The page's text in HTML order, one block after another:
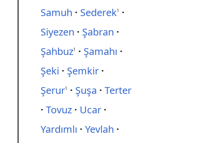
Samuh
Sederek1
Siyezen
Şabran
Şahbuz1
Şamahı
Şeki
Şemkir
Şerur1 Şuşa
Terter
Tovuz
Ucar
Yardımlı
Yevlah